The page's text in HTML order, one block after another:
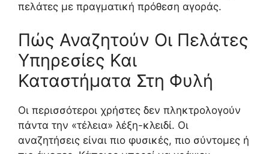
πελάτες με πραγματική πρόθεση αγοράς.
Πώς Αναζητούν Οι Πελάτες
Υπηρεσίες Και
Καταστήματα Στη Φυλή
Οι περισσότεροι χρήστες δεν πληκτρολογούν
πάντα την «τέλεια» λέξη-κλειδί. Οι
αναζητήσεις είναι πιο φυσικές, πιο σύντομες ή